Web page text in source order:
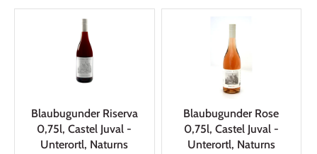
Blaubugunder Riserva
0,75l, Castel Juval -
Unterortl, Naturns
Blaubugunder Rose
0,75l, Castel Juval -
Unterortl, Naturns